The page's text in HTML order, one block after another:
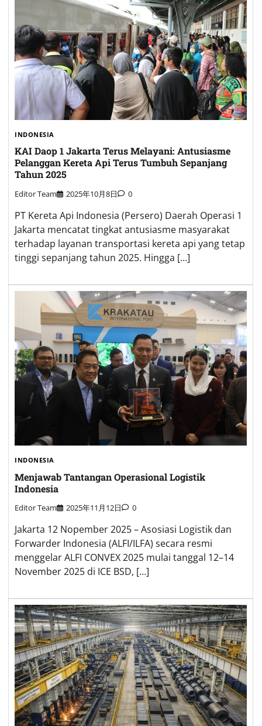
INDONESIA
KAI Daop 1 Jakarta Terus Melayani: Antusiasme
Pelanggan Kereta Api Terus Tumbuh Sepanjang
Tahun 2025
Editor Team 2025年10月8日 0
PT Kereta Api Indonesia (Persero) Daerah Operasi 1
Jakarta mencatat tingkat antusiasme masyarakat
terhadap layanan transportasi kereta api yang tetap
tinggi sepanjang tahun 2025. Hingga […]
INDONESIA
Menjawab Tantangan Operasional Logistik
Indonesia
Editor Team 2025年11月12日 0
Jakarta 12 Nopember 2025 – Asosiasi Logistik dan
Forwarder Indonesia (ALFI/ILFA) secara resmi
menggelar ALFI CONVEX 2025 mulai tanggal 12–14
November 2025 di ICE BSD, […]